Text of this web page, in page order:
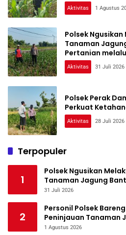
Aktivitas 1 Agustus
Polsek
Tanaman
Pertanian
Aktivitas 31 Juli 2026
Polsek Perak
Perkuat
Aktivitas 28 Juli 2026
Terpopuler
1
Polsek Ngusikan
Tanaman Jagung
melalui Polres Jombang
31 Juli 2026
2
Personil Polsek
Peninjauan Tanaman
Ketahanan Pangan
1 Agustus 2026